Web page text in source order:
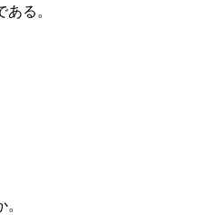
ある。